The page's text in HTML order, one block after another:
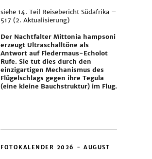
siehe 14. Teil Reisebericht Südafrika –
517 (2. Aktualisierung)
Der Nachtfalter Mittonia hampsoni
erzeugt Ultraschalltöne als
Antwort auf Fledermaus-Echolot
Rufe. Sie tut dies durch den
einzigartigen Mechanismus des
Flügelschlags gegen ihre Tegula
(eine kleine Bauchstruktur) im Flug.
FOTOKALENDER 2026 - AUGUST